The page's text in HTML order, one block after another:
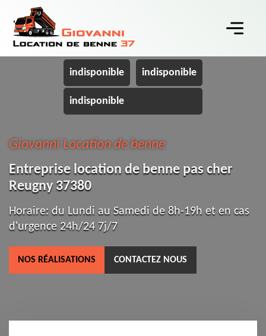
indisponible indisponible
indisponible
Giovanni Location de benne
Entreprise location de benne pas cher
Reugny 37380
Horaire: du Lundi au Samedi de 8h-19h et en cas
d'urgence 24h/24 7j/7
NOS RÉALISATIONS CONTACTEZ NOUS